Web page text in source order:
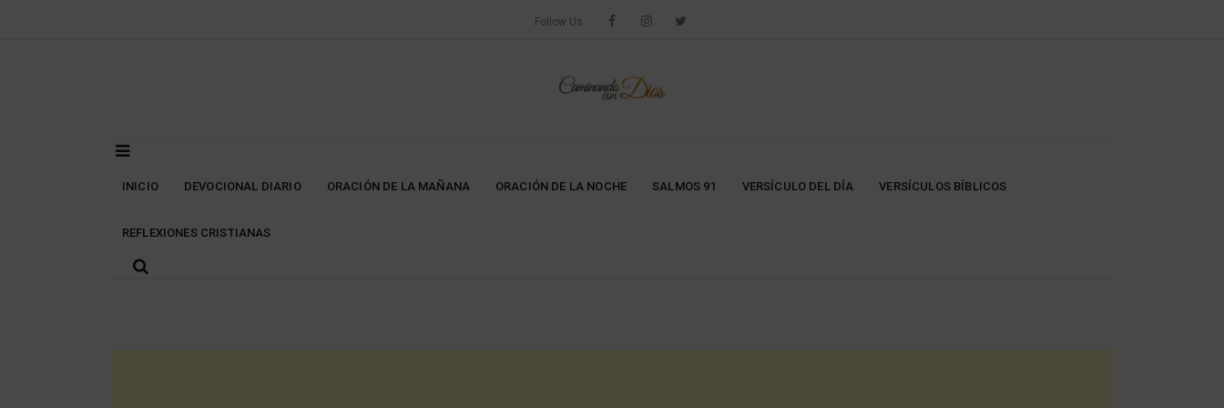
Follow Us
INICIO DEVOCIONAL DIARIO ORACIÓN DE LA MAÑANA ORACIÓN DE LA NOCHE SALMOS 91 VERSÍCULO DEL DÍA VERSÍCULOS BÍBLICOS
REFLEXIONES CRISTIANAS